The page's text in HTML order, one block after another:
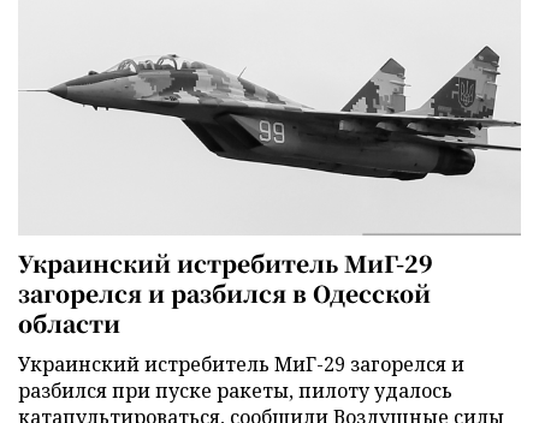
Украинский истребитель МиГ-29
загорелся и разбился в Одесской
области
Украинский истребитель МиГ-29 загорелся и
разбился при пуске ракеты, пилоту удалось
катапультироваться, сообщили Воздушные силы